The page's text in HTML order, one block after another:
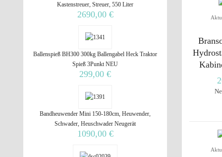
Kastenstreuer, Streuer, 550 Liter
2690,00 €
Ballenspieß BH300 300kg Ballengabel Heck Traktor
Spieß 3Punkt NEU
299,00 €
Bandheuwender Mini 150-180cm, Heuwender,
Schwader, Heuschwader Neugerät
1090,00 €